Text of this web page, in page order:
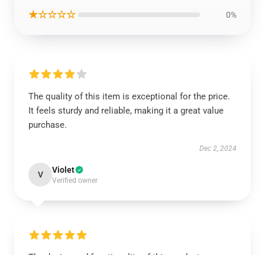
★☆☆☆☆ 0%
The quality of this item is exceptional for the price.
It feels sturdy and reliable, making it a great value
purchase.
Dec 2, 2024
V Violet
Verified owner